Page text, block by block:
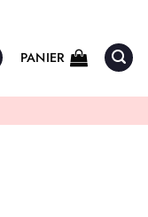
PANIER